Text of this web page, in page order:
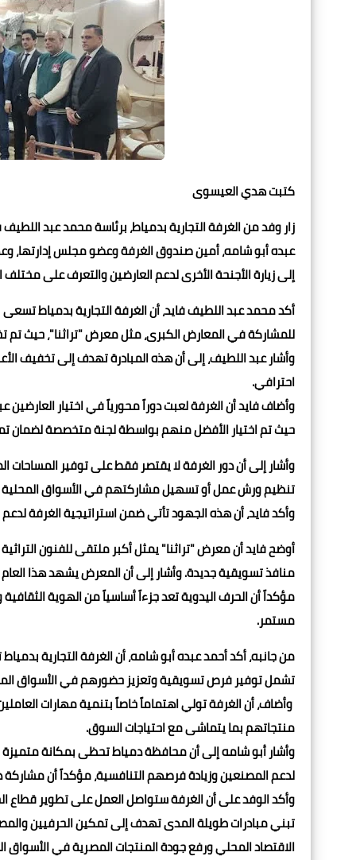
كتبت هدي العيسوى
زار وفد من الغرفة التجارية بدمياط، برئاسة محمد عبد
عبده أبو شامه، أمين صندوق الغرفة وعضو مجلس إدارتها،
إلى زيارة الأجنحة الأخرى لدعم العارضين والتعرف على مختلف
أكد محمد عبد اللطيف فايد، أن الغرفة التجارية بدمياط
للمشاركة في المعارض الكبرى، مثل معرض "تراثنا"، حيث تم تخصيص جناح لعرض
وأشار عبد اللطيف، إلى أن هذه المبادرة تهدف إلى تخفيف
احترافي.
حيث تم اختيار الأفضل منهم بواسطة لجنة متخصصة لضمان
وأشار إلى أن دور الغرفة لا يقتصر فقط على توفير المساحات
تنظيم ورش عمل أو تسهيل مشاركتهم في الأسواق المحلية
وأكد فايد، أن هذه الجهود تأتي ضمن استراتيجية الغرفة
أوضح فايد أن معرض "تراثنا" يمثل أكبر ملتقى للفنون
منافذ تسويقية جديدة. وأشار إلى أن المعرض يشهد هذا العام
مؤكداً أن الحرف اليدوية تعد جزءاً أساسياً من الهوية
مستمر.
من جانبه، أكد أحمد عبده أبو شامه، أن الغرفة التجارية
تشمل توفير فرص تسويقية وتعزيز حضورهم في الأسواق
وأضاف، أن الغرفة تولي اهتماماً خاصاً بتنمية مهارات
منتجاتهم بما يتماشى مع احتياجات السوق.
وأشار أبو شامه إلى أن محافظة دمياط تحظى بمكانة
لدعم المصنعين وزيادة فرصهم التنافسية، مؤكداً أن
وأكد الوفد على أن الغرفة ستواصل العمل على تطوير قطاع
تبني مبادرات طويلة المدى تهدف إلى تمكين الحرفيين
الاقتصاد المحلي ورفع جودة المنتجات المصرية في الأسواق